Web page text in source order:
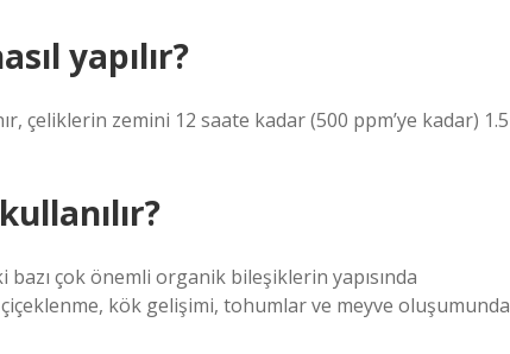
yapılır?
çeliklerin zemini 12 saate kadar (500 ppm’ye kadar) 1.5
çok önemli organik bileşiklerin yapısında
kök gelişimi, tohumlar ve meyve oluşumunda